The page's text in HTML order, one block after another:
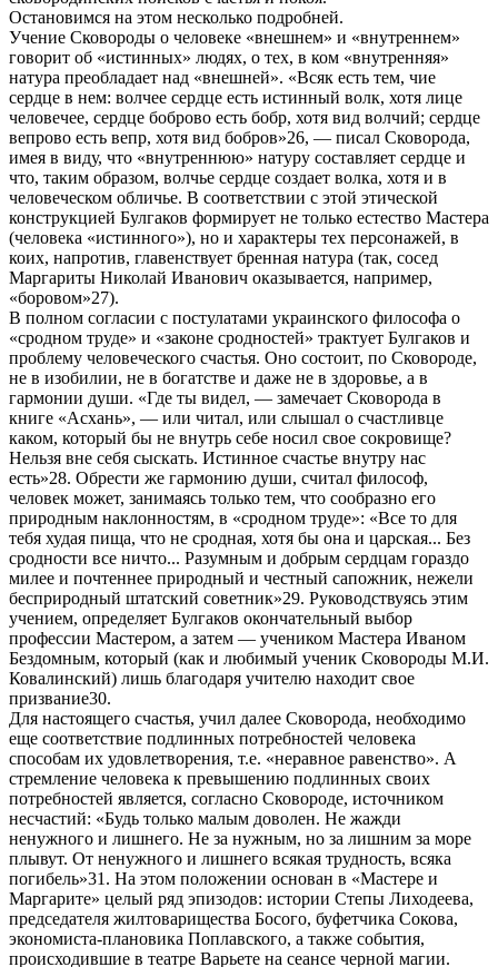
Остановимся на этом несколько подробней.
Учение Сковороды о человеке «внешнем» и «внутреннем»
говорит об «истинных» людях, о тех, в ком «внутренняя»
натура преобладает над «внешней». «Всяк есть тем, чие
сердце в нем: волчее сердце есть истинный волк, хотя лице
человечее, сердце боброво есть бобр, хотя вид волчий; сердце
вепрово есть вепр, хотя вид бобров»26, — писал Сковорода,
имея в виду, что «внутреннюю» натуру составляет сердце и
что, таким образом, волчье сердце создает волка, хотя и в
человеческом обличье. В соответствии с этой этической
конструкцией Булгаков формирует не только естество Мастера
(человека «истинного»), но и характеры тех персонажей, в
коих, напротив, главенствует бренная натура (так, сосед
Маргариты Николай Иванович оказывается, например,
«боровом»27).
В полном согласии с постулатами украинского философа о
«сродном труде» и «законе сродностей» трактует Булгаков и
проблему человеческого счастья. Оно состоит, по Сковороде,
не в изобилии, не в богатстве и даже не в здоровье, а в
гармонии души. «Где ты видел, — замечает Сковорода в
книге «Асхань», — или читал, или слышал о счастливце
каком, который бы не внутрь себе носил свое сокровище?
Нельзя вне себя сыскать. Истинное счастье внутру нас
есть»28. Обрести же гармонию души, считал философ,
человек может, занимаясь только тем, что сообразно его
природным наклонностям, в «сродном труде»: «Все то для
тебя худая пища, что не сродная, хотя бы она и царская... Без
сродности все ничто... Разумным и добрым сердцам гораздо
милее и почтеннее природный и честный сапожник, нежели
бесприродный штатский советник»29. Руководствуясь этим
учением, определяет Булгаков окончательный выбор
профессии Мастером, а затем — учеником Мастера Иваном
Бездомным, который (как и любимый ученик Сковороды М.И.
Ковалинский) лишь благодаря учителю находит свое
призвание30.
Для настоящего счастья, учил далее Сковорода, необходимо
еще соответствие подлинных потребностей человека
способам их удовлетворения, т.е. «неравное равенство». А
стремление человека к превышению подлинных своих
потребностей является, согласно Сковороде, источником
несчастий: «Будь только малым доволен. Не жажди
ненужного и лишнего. Не за нужным, но за лишним за море
плывут. От ненужного и лишнего всякая трудность, всяка
погибель»31. На этом положении основан в «Мастере и
Маргарите» целый ряд эпизодов: истории Степы Лиходеева,
председателя жилтоварищества Босого, буфетчика Сокова,
экономиста-плановика Поплавского, а также события,
происходившие в театре Варьете на сеансе черной магии.